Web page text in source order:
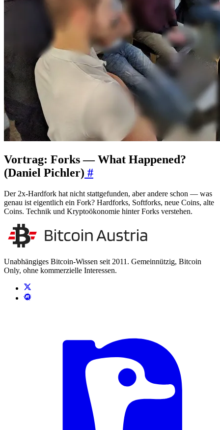
Vortrag: Forks — What Happened?
(Daniel Pichler) #
Der 2x-Hardfork hat nicht stattgefunden, aber andere schon — was
genau ist eigentlich ein Fork? Hardforks, Softforks, neue Coins, alte
Coins. Technik und Kryptoökonomie hinter Forks verstehen.
Unabhängiges Bitcoin-Wissen seit 2011. Gemeinnützig, Bitcoin
Only, ohne kommerzielle Interessen.